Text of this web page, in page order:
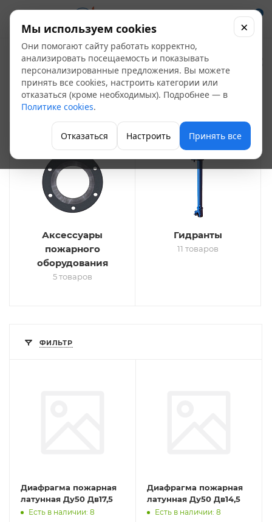
0
Пожарное
оборудование
16
Водоснабжение и газоснабжение
Аксессуары
пожарного
оборудования
5 товаров
Гидранты
11 товаров
ФИЛЬТР
Диафрагма пожарная
латунная Ду50 Дв17,5
Есть в наличии: 8
Диафрагма пожарная
латунная Ду50 Дв14,5
Есть в наличии: 8
Мы используем cookies
Они помогают сайту работать корректно,
анализировать посещаемость и показывать
персонализированные предложения. Вы можете
принять все cookies, настроить категории или
отказаться (кроме необходимых). Подробнее — в
Политике cookies.
Отказаться Настроить Принять все
×